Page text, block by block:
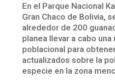
En el Parque Nacional
Gran Chaco de Bolivia,
alrededor de 200
planea llevar a cabo
poblacional para
actualizados sobre la
especie en la zona